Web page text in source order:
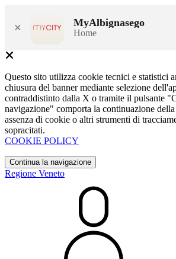
× MyAlbignasego
Home
Questo sito utilizza cookie tecnici e statistici
chiusura del banner mediante selezione
contraddistinto dalla X o tramite il pulsante
navigazione" comporta la continuazione
assenza di cookie o altri strumenti di
sopracitati.
COOKIE POLICY
Continua la navigazione
Regione Veneto